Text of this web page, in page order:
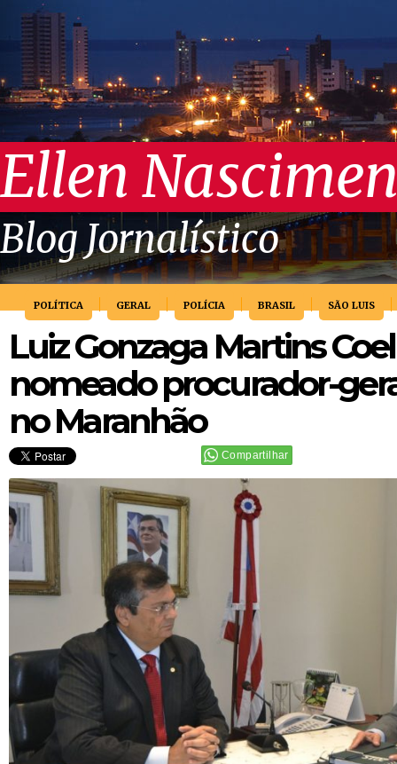
Ellen
Blog Jornalístico
POLÍTICA GERAL POLÍCIA BRASIL SÃO LUIS
Luiz Gonzaga Martins
nomeado procurador-
no Maranhão
Compartilhar